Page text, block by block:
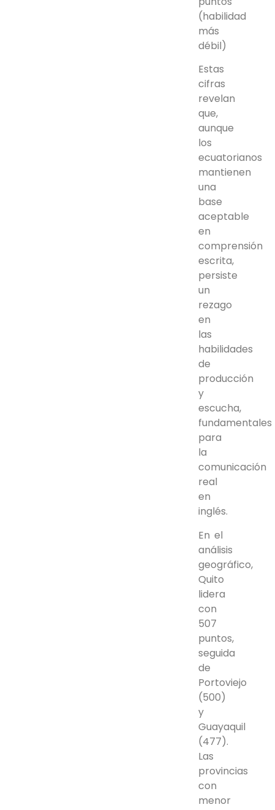
(habilidad
más
débil)
Estas
cifras
revelan
que,
aunque
los
ecuatorianos
mantienen
una
base
aceptable
en
comprensión
escrita,
persiste
un
rezago
en
las
habilidades
de
producción
y
escucha,
fundamentales
para
la
comunicación
real
en
inglés.
En el
análisis
geográfico,
Quito
lidera
con
507
puntos,
seguida
de
Portoviejo
(500)
y
Guayaquil
(477).
Las
provincias
con
menor